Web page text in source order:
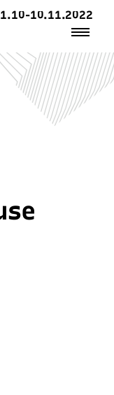
10.11.2022